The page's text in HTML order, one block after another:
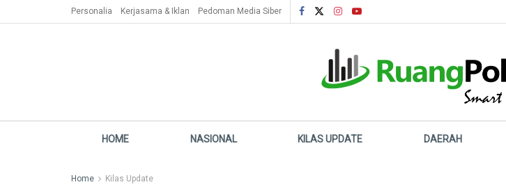
Personalia Kerjasama & Iklan Pedoman Media Siber
HOME NASIONAL KILAS UPDATE DAERAH
Home Kilas Update